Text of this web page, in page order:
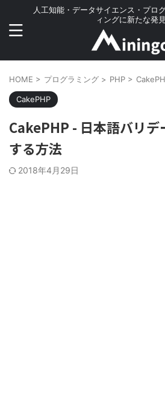
人工知能・データサイエンス・プロ
ィングに新たな発
HOME > プログラミング > PHP >
CakePHP
CakePHP - 日本語バリデ
する方法
2018年4月29日